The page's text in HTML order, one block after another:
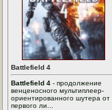
Battlefield 4
Battlefield 4 - продолжение
венценосного мультиплеер-
ориентированного шутера от
первого ли...